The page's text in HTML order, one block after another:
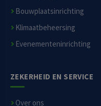
Bouwplaatsinrichting
Klimaatbeheersing
Evenementeninrichting
ZEKERHEID EN SERVICE
Over ons